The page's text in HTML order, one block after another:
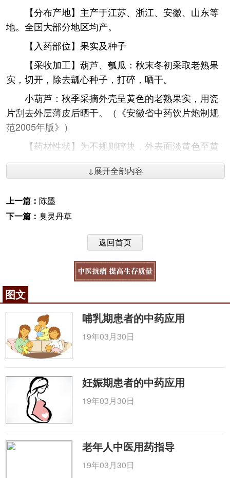
【分布产地】主产于江苏、浙江、安徽、山东等
地。全国大部分地区均产。
【入药部位】果实及种子
【采收加工】葫芦、瓠瓜：秋末冬初采取老熟果
实，切开，除去瓤心种子，打碎，晒干。
小葫芦：秋季采摘外壳呈黄色的老熟果实，用瓷
片刮去外层薄皮后晒干。（《安徽省中药饮片炮制规
范2005年版》）
【药材性状】为不规则碎块，外表面淡黄色至黄
棕色，较滑；内表面黄白色。体轻，质坚脆，易折
断，断面粗糙。气微，味淡。（《安徽省中药饮片炮
【性味归经】甘，平。归肺、小肠经。（《安徽
省中药饮片炮制规范2005年版》）
【药材功效】利尿消肿，散结。（《安徽省中药
【药材主治】用于四肢、面目浮肿，腹水肿胀，
小便不利。（《安徽省中药饮片炮制规范2005年
版》）
【用法用量】15-30g。（《安徽省中药饮片炮制
规范2005年版》）
【贮藏保存】置通风干燥处。（《安徽省中药饮
片炮制规范2005年版》）
【中药配伍】
①治中满鼓胀：三、五年陈壶芦瓢一个，以糯米
一斗作酒，待熟，以瓢于炭火上炙热，入酒浸之，如
此三、五次，将瓢烧存性研末。每服三钱，酒下。
（《余居士选奇方》）
②治大便下血：败瓢（烧存性）、
↓展开全部内容
上一篇： 陈墨
下一篇： 臭灵丹草
返回首页
图文
哺乳期患者的中药应用
19年03月30日
妊娠期患者的中药应用
19年03月30日
老年人中医用药指导
19年03月30日